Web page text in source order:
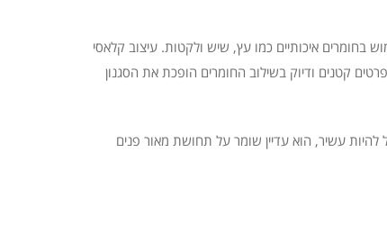
בחומרים איכותיים כמו עץ, שיש ולקטות. עיצוב קלאסי
קטנים ודיוק בשילוב החומרים הופכת את הסגנון
להיות עשיר, הוא עדיין שומר על תחושת מאור פנים